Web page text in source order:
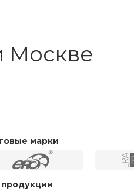
Москве
марки